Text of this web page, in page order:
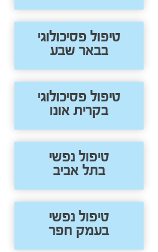
טיפול פסיכולוגי
בבאר שבע
טיפול פסיכולוגי
בקרית אונו
טיפול נפשי
בתל אביב
טיפול נפשי
בעמק חפר